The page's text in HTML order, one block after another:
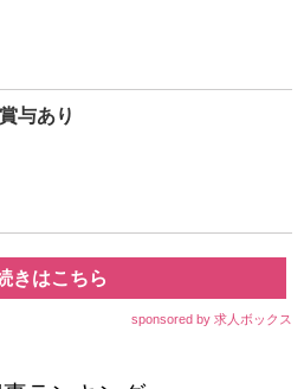
与あり
きはこちら
sponsored by 求人ボックス